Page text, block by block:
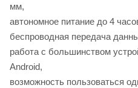
мм,
автономное питание до 4
беспроводная передача
работа с большинством
Android,
возможность пользоваться